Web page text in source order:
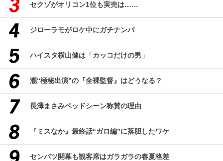
セクゾがオリコン1位も実売は……
ジローラモがロケ中にガチナンパ
ハイスタ横山健は「カッコだけの男」
瀧“極秘出演”の『全裸監督』はどうなる？
長澤まさみベッドシーン称賛の理由
『ミスなか』最終話“ガロ編”に落胆したワケ
センバツ開幕も観客席はガラガラの春夏格差